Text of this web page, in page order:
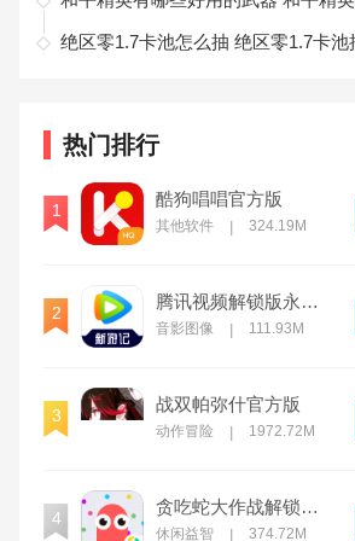
绝区零1.7卡池怎么抽 绝区零1.7卡池
热门排行
1
酷狗唱唱官方版
其他软件 324.19M
2
腾讯视频解锁版永久免费安卓2022
音影图像 111.93M
3
战双帕弥什官方版
动作冒险 1972.72M
4
贪吃蛇大作战解锁版无限钻石无限金币
休闲益智 374.72M